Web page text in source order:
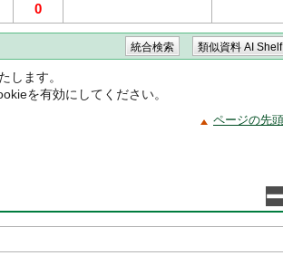
0
します。
を有効にしてください。
ページの先